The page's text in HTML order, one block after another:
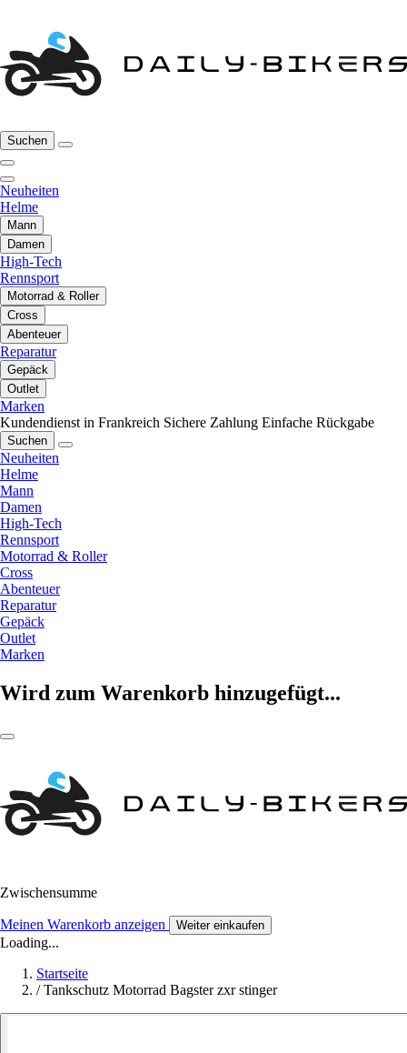
Suchen
Neuheiten
Helme
Mann
Damen
High-Tech
Rennsport
Motorrad & Roller
Cross
Abenteuer
Reparatur
Gepäck
Outlet
Marken
Kundendienst in Frankreich Sichere Zahlung Einfache Rückgabe
Suchen
Neuheiten
Helme
Mann
Damen
High-Tech
Rennsport
Motorrad & Roller
Cross
Abenteuer
Reparatur
Gepäck
Outlet
Marken
Wird zum Warenkorb hinzugefügt...
Zwischensumme
Meinen Warenkorb anzeigen Weiter einkaufen
Loading...
Startseite
/ Tankschutz Motorrad Bagster zxr stinger